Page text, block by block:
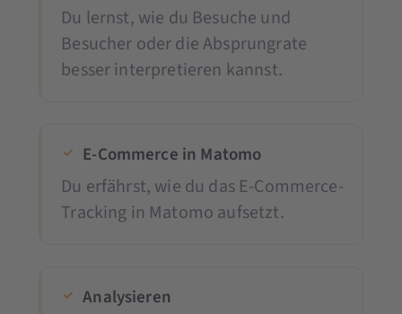
Du lernst, wie du Besuche und
Besucher oder die Absprungrate
besser interpretieren kannst.
E-Commerce in Matomo
Du erfährst, wie du das E-Commerce-
Tracking in Matomo aufsetzt.
Analysieren